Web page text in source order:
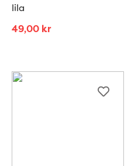
lila
49,00 kr